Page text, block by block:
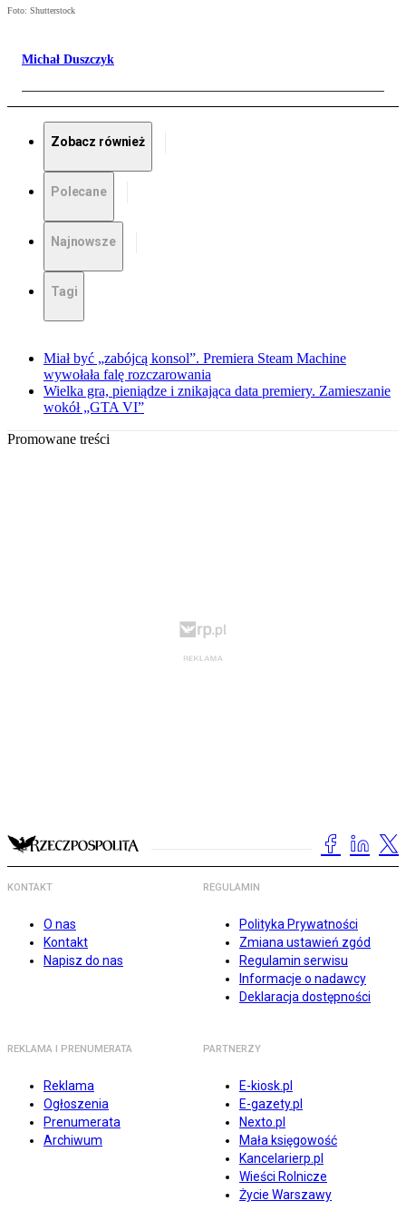
Foto: Shutterstock
Michał Duszczyk
Zobacz również
Polecane
Najnowsze
Tagi
Miał być „zabójcą konsol”. Premiera Steam Machine
wywołała falę rozczarowania
Wielka gra, pieniądze i znikająca data premiery. Zamieszanie
wokół „GTA VI”
Promowane treści
KONTAKT
O nas
Kontakt
Napisz do nas
REGULAMIN
Polityka Prywatności
Zmiana ustawień zgód
Regulamin serwisu
Informacje o nadawcy
Deklaracja dostępności
REKLAMA I PRENUMERATA
Reklama
Ogłoszenia
Prenumerata
Archiwum
PARTNERZY
E-kiosk.pl
E-gazety.pl
Nexto.pl
Mała księgowość
Kancelarierp.pl
Wieści Rolnicze
Życie Warszawy